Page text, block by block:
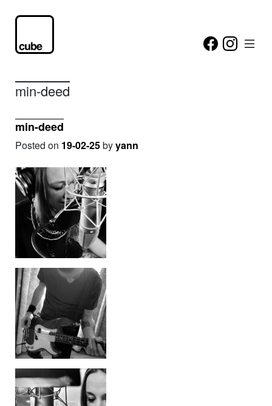
min-deed
min-deed
Posted on 19-02-25byyann